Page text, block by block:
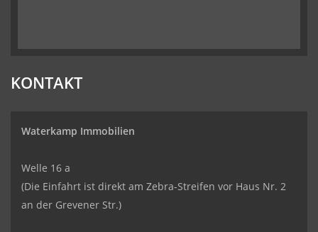
KONTAKT
Waterkamp Immobilien
Welle 16 a
(Die Einfahrt ist direkt am Zebra-Streifen vor Haus Nr. 2
an der Grevener Str.)